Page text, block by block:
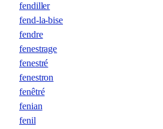
fendiller
fend-la-bise
fendre
fenestrage
fenestré
fenestron
fenêtré
fenian
fenil